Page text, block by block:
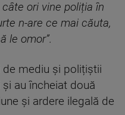
ori vine poliția în
n-are ce mai căuta,
le omor”.
mediu și polițiștii
au încheiat două
și ardere ilegală de